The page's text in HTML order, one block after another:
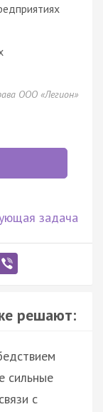
ООО «Легион»
задача
решают:
сильные
с